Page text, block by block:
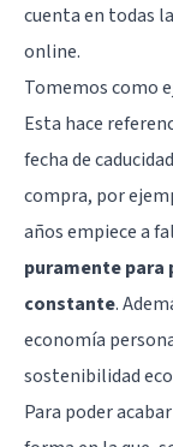
cuenta en todas
online.
Tomemos como
Esta hace
fecha de
compra, por
años empiece a
puramente para
constante.
economía
sostenibilidad
Para poder